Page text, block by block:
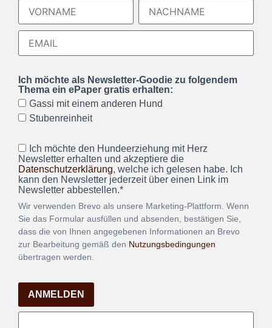
Ich möchte als Newsletter-Goodie zu folgendem
Thema ein ePaper gratis erhalten:
Gassi mit einem anderen Hund
Stubenreinheit
Ich möchte den Hundeerziehung mit Herz
Newsletter erhalten und akzeptiere die
Datenschutzerklärung, welche ich gelesen habe. Ich
kann den Newsletter jederzeit über einen Link im
Newsletter abbestellen.*
Wir verwenden Brevo als unsere Marketing-Plattform. Wenn
Sie das Formular ausfüllen und absenden, bestätigen Sie,
dass die von Ihnen angegebenen Informationen an Brevo
zur Bearbeitung gemäß den Nutzungsbedingungen
übertragen werden.
ANMELDEN